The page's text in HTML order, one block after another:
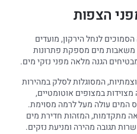
הצפות
לנחל הירקון, מועדים
משאבות מים מספקת פתרונות
הגנה מלאה מפני נזקי מים.
המסוגלות לסלק במהירות
במצופים אוטומטיים,
עולה מעל לרמה מסוימת.
מתקדמות, המזהות חדירת מים
תגובה מהירה ומניעת נזקים.